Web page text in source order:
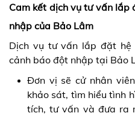
Cam kết dịch vụ tư vấn
nhập của Bảo Lâm
Dịch vụ tư vấn lắp đặt
cảnh báo đột nhập tại Bảo
Đơn vị sẽ cử nhân
khảo sát, tìm hiểu tình
tích, tư vấn và đưa ra